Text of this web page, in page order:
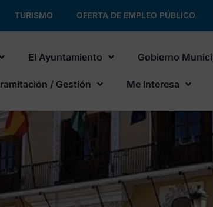
TURISMO OFERTA DE EMPLEO PÚBLICO
El Ayuntamiento Gobierno
/ Gestión Me Interesa